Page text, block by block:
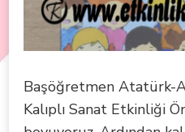
Başöğretmen Atatürk-
Kalıplı Sanat Etkinliği